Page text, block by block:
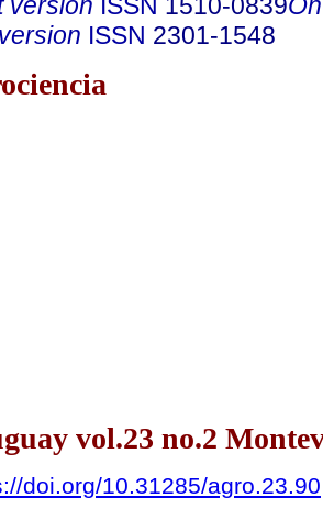
ISSN 2301-1548
vol.23 no.2
doi.org/10.31285/agro.23.90